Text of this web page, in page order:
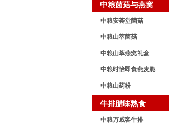
中粮菌菇与燕窝
中粮安荟堂菌菇
中粮山萃菌菇
中粮山萃燕窝礼盒
中粮时怡即食燕麦脆
中粮山药粉
牛排腊味熟食
中粮万威客牛排